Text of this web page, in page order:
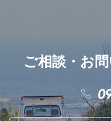
ご相談・お